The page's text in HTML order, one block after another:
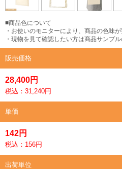
■商品色について
・お使いのモニターにより、商品の色味
・現物を見て確認したい方は商品サンプ
販売価格
28,400円
税込：31,240円
単価
142円
税込：156円
出荷単位